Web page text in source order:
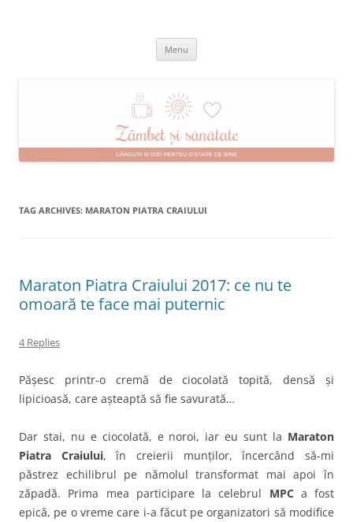
Menu
TAG ARCHIVES: MARATON PIATRA CRAIULUI
Maraton Piatra Craiului 2017: ce nu te
omoară te face mai puternic
4 Replies
Pășesc printr-o cremă de ciocolată topită, densă și
lipicioasă, care așteaptă să fie savurată…
Dar stai, nu e ciocolată, e noroi, iar eu sunt la Maraton
Piatra Craiului, în creierii munților, încercând să-mi
păstrez echilibrul pe nămolul transformat mai apoi în
zăpadă. Prima mea participare la celebrul MPCa fost
epică, pe o vreme care i-a făcut pe organizatori să modifice